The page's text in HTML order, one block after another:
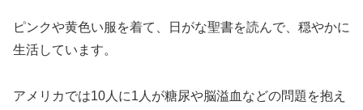
ピンクや黄色い服を着て、日がな聖書を読んで、穏やかに
生活しています。
アメリカでは10人に1人が糖尿や脳溢血などの問題を抱え